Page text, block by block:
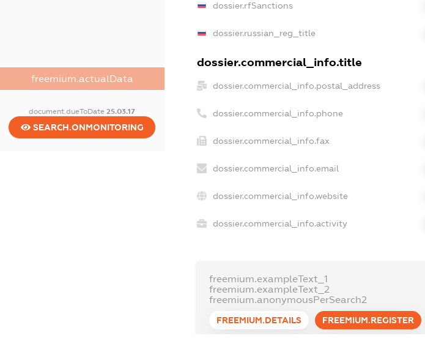
freemium.actualData
document.dueToDate25.03.17
SEARCH.ONMONITORING
dossier.rfSanctions
dossier.russian_reg_title
dossier.commercial_info.title
dossier.commercial_info.postal_address
dossier.commercial_info.phone
dossier.commercial_info.fax
dossier.commercial_info.email
dossier.commercial_info.website
dossier.commercial_info.activity
freemium.exampleText_1
freemium.exampleText_2
freemium.anonymousPerSearch2
FREEMIUM.DETAILS FREEMIUM.REGISTER